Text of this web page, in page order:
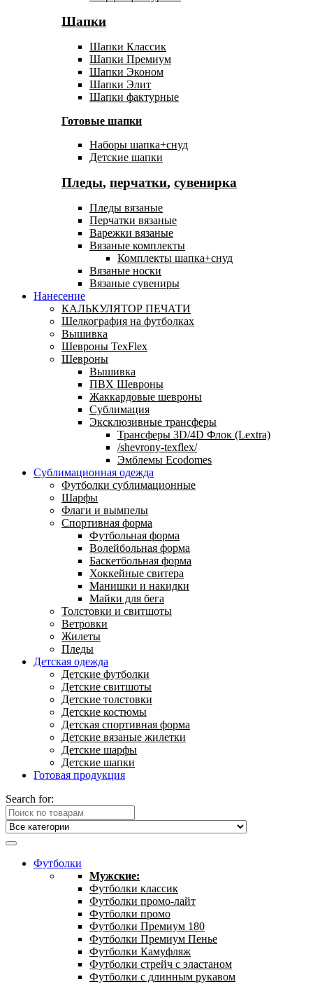
Шапки
Шапки Классик
Шапки Премиум
Шапки Эконом
Шапки Элит
Шапки фактурные
Готовые шапки
Наборы шапка+снуд
Детские шапки
Пледы, перчатки, сувенирка
Пледы вязаные
Перчатки вязаные
Варежки вязаные
Вязаные комплекты
Комплекты шапка+снуд
Вязаные носки
Вязаные сувениры
Нанесение
КАЛЬКУЛЯТОР ПЕЧАТИ
Шелкография на футболках
Вышивка
Шевроны TexFlex
Шевроны
Вышивка
ПВХ Шевроны
Жаккардовые шевроны
Сублимация
Эксклюзивные трансферы
Трансферы 3D/4D Флок (Lextra)
/shevrony-texflex/
Эмблемы Ecodomes
Сублимационная одежда
Футболки сублимационные
Шарфы
Флаги и вымпелы
Спортивная форма
Футбольная форма
Волейбольная форма
Баскетбольная форма
Хоккейные свитера
Манишки и накидки
Майки для бега
Толстовки и свитшоты
Ветровки
Жилеты
Пледы
Детская одежда
Детские футболки
Детские свитшоты
Детские толстовки
Детские костюмы
Детская спортивная форма
Детские вязаные жилетки
Детские шарфы
Детские шапки
Готовая продукция
Search for:
Футболки
Мужские:
Футболки классик
Футболки промо-лайт
Футболки промо
Футболки Премиум 180
Футболки Премиум Пенье
Футболки Камуфляж
Футболки стрейч с эластаном
Футболки с длинным рукавом